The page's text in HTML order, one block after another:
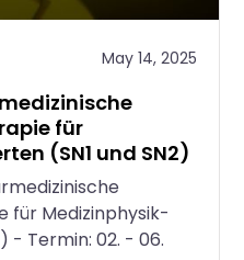
May 14, 2025
für
(SN1 und SN2)
für Medizinphysik-
- Termin: 02. - 06.